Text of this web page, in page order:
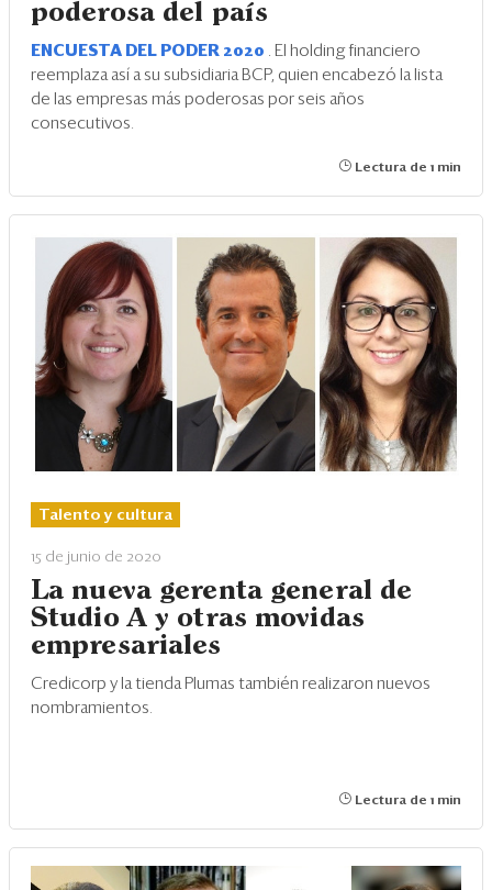
Edición Impresa
poderosa del país
ENCUESTA DEL PODER 2020 . El holding financiero
reemplaza así a su subsidiaria BCP, quien encabezó la lista
de las empresas más poderosas por seis años
consecutivos.
Lectura de 1 min
Talento y cultura
15 de junio de 2020
La nueva gerenta general de
Studio A y otras movidas
empresariales
Credicorp y la tienda Plumas también realizaron nuevos
nombramientos.
Lectura de 1 min